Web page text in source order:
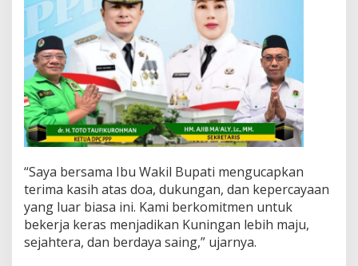
“Saya bersama Ibu Wakil Bupati mengucapkan
terima kasih atas doa, dukungan, dan kepercayaan
yang luar biasa ini. Kami berkomitmen untuk
bekerja keras menjadikan Kuningan lebih maju,
sejahtera, dan berdaya saing,” ujarnya.